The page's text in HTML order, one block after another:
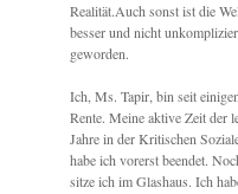
Realität.Auch sonst ist die
besser und nicht
geworden.
Ich, Ms. Tapir, bin seit
Rente. Meine aktive Zeit der
Jahre in der Kritischen
habe ich vorerst beendet.
sitze ich im Glashaus. Ich